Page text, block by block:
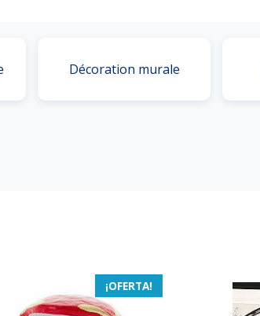
Décoration murale
¡OFERTA!